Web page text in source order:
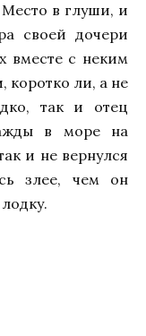
в глуши, и
своей дочери
вместе с неким
коротко ли, а не
так и отец
в море на
и не вернулся
злее, чем он